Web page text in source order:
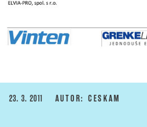
PUBLIKOVÁNO
23. 3. 2011 AUTOR: CESKAM